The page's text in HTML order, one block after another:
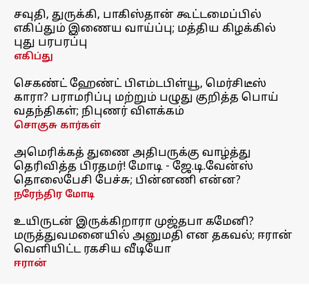
சவுதி, துருக்கி, பாகிஸ்தான் கூட்டமைப்பில்
எகிப்தும் இணைய வாய்ப்பு; மத்திய கிழக்கில்
புது பரபரப்பு
எகிப்து
செகண்ட் ஹேண்ட் பிஎம்டபிள்யூ, மெர்சிடீஸ்
காரா? பராமரிப்பு மற்றும் பழுது குறித்த பொய்
வதந்திகள்; நிபுணர் விளக்கம்
சொகுசு கார்கள்
அமெரிக்கத் துணை அதிபருக்கு வாழ்த்து
தெரிவித்த பிரதமர்! மோடி - ஜே.டி.வேன்ஸ்
தொலைபேசி பேச்சு; பின்னணி என்ன?
நரேந்திர மோடி
உயிருடன் இருக்கிறாரா முஜ்தபா கமேனி?
மருத்துவமனையில் அனுமதி என தகவல்; ஈரான்
வெளியிட்ட ரகசிய வீடியோ
ஈரான்